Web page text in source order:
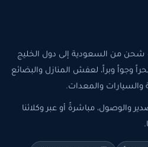
شحن من السعودية إلى دول الخليج
وجواً وبراً، لعفش المنازل والبضائع
والسيارات والمعدات.
والوصول، مباشرةً أو عبر وكلائنا